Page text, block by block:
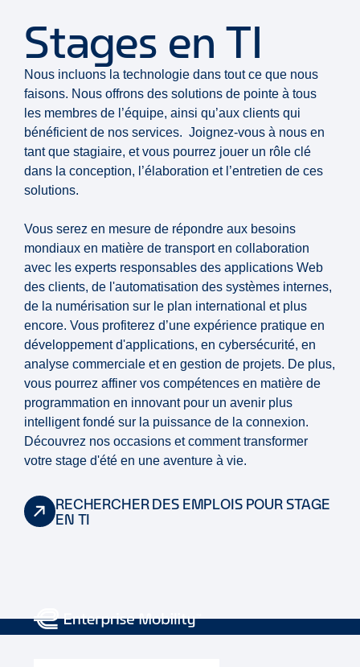
Stages en TI
Nous incluons la technologie dans tout ce que nous
faisons. Nous offrons des solutions de pointe à tous
les membres de l’équipe, ainsi qu’aux clients qui
bénéficient de nos services. Joignez-vous à nous en
tant que stagiaire, et vous pourrez jouer un rôle clé
dans la conception, l’élaboration et l’entretien de ces
solutions.
Vous serez en mesure de répondre aux besoins
mondiaux en matière de transport en collaboration
avec les experts responsables des applications Web
des clients, de l'automatisation des systèmes internes,
de la numérisation sur le plan international et plus
encore. Vous profiterez d’une expérience pratique en
développement d'applications, en cybersécurité, en
analyse commerciale et en gestion de projets. De plus,
vous pourrez affiner vos compétences en matière de
programmation en innovant pour un avenir plus
intelligent fondé sur la puissance de la connexion.
Découvrez nos occasions et comment transformer
votre stage d'été en une aventure à vie.
RECHERCHER DES EMPLOIS POUR STAGE
EN TI